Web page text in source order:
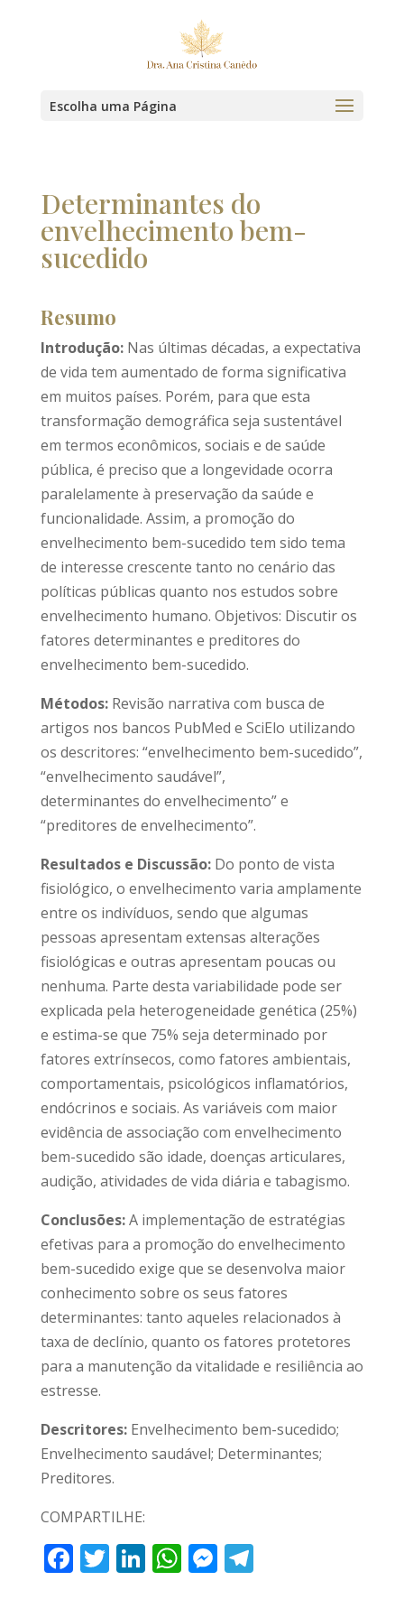
Escolha uma Página
Determinantes do
envelhecimento bem-
sucedido
Resumo
Introdução:Nas últimas décadas, a expectativa
de vida tem aumentado de forma significativa
em muitos países. Porém, para que esta
transformação demográfica seja sustentável
em termos econômicos, sociais e de saúde
pública, é preciso que a longevidade ocorra
paralelamente à preservação da saúde e
funcionalidade. Assim, a promoção do
envelhecimento bem-sucedido tem sido tema
de interesse crescente tanto no cenário das
políticas públicas quanto nos estudos sobre
envelhecimento humano. Objetivos: Discutir os
fatores determinantes e preditores do
envelhecimento bem-sucedido.
Métodos:Revisão narrativa com busca de
artigos nos bancos PubMed e SciElo utilizando
os descritores: “envelhecimento bem-sucedido”,
“envelhecimento saudável”,
determinantes do envelhecimento” e
“preditores de envelhecimento”.
Resultados e Discussão:Do ponto de vista
fisiológico, o envelhecimento varia amplamente
entre os indivíduos, sendo que algumas
pessoas apresentam extensas alterações
fisiológicas e outras apresentam poucas ou
nenhuma. Parte desta variabilidade pode ser
explicada pela heterogeneidade genética (25%)
e estima-se que 75% seja determinado por
fatores extrínsecos, como fatores ambientais,
comportamentais, psicológicos inflamatórios,
endócrinos e sociais. As variáveis com maior
evidência de associação com envelhecimento
bem-sucedido são idade, doenças articulares,
audição, atividades de vida diária e tabagismo.
Conclusões:A implementação de estratégias
efetivas para a promoção do envelhecimento
bem-sucedido exige que se desenvolva maior
conhecimento sobre os seus fatores
determinantes: tanto aqueles relacionados à
taxa de declínio, quanto os fatores protetores
para a manutenção da vitalidade e resiliência ao
estresse.
Descritores:Envelhecimento bem-sucedido;
Envelhecimento saudável; Determinantes;
Preditores.
COMPARTILHE:
F T Li W M T